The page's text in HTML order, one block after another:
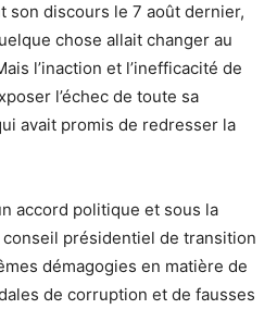
son discours le 7 août dernier,
chose allait changer au
l’inaction et l’inefficacité de
l’échec de toute sa
avait promis de redresser la
accord politique et sous la
conseil présidentiel de transition
démagogies en matière de
de corruption et de fausses